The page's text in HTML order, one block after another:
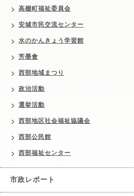
高棚町福祉委員会
安城市民交流センター
水のかんきょう学習館
芳墨會
西部地域まつり
政治活動
選挙活動
西部地区社会福祉協議会
西部公民館
西部福祉センター
市政レポート